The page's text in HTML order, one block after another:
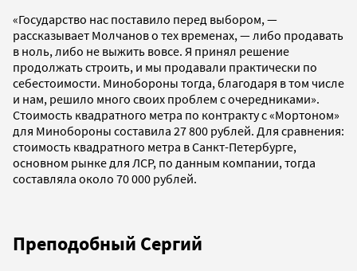
«Государство нас поставило перед выбором, —
рассказывает Молчанов о тех временах, — либо продавать
в ноль, либо не выжить вовсе. Я принял решение
продолжать строить, и мы продавали практически по
себестоимости. Минобороны тогда, благодаря в том числе
и нам, решило много своих проблем с очередниками».
Стоимость квадратного метра по контракту с «Мортоном»
для Минобороны составила 27 800 рублей. Для сравнения:
стоимость квадратного метра в Санкт-Петербурге,
основном рынке для ЛСР, по данным компании, тогда
составляла около 70 000 рублей.
Преподобный Сергий